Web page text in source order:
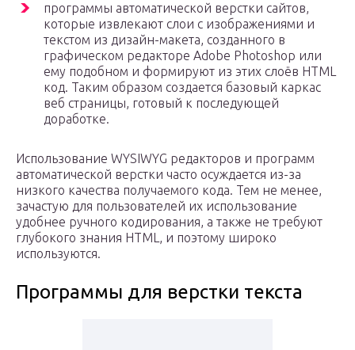
программы автоматической верстки сайтов,
которые извлекают слои с изображениями и
текстом из дизайн-макета, созданного в
графическом редакторе Adobe Photoshop или
ему подобном и формируют из этих слоёв HTML
код. Таким образом создается базовый каркас
веб страницы, готовый к последующей
доработке.
Использование WYSIWYG редакторов и программ
автоматической верстки часто осуждается из-за
низкого качества получаемого кода. Тем не менее,
зачастую для пользователей их использование
удобнее ручного кодирования, а также не требуют
глубокого знания HTML, и поэтому широко
используются.
Программы для верстки текста